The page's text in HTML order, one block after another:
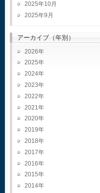
2025年10月
2025年9月
アーカイブ（年別）
2026
2025
2024
2023
2022
2021
2020
2019
2018
2017
2016
2015
2014